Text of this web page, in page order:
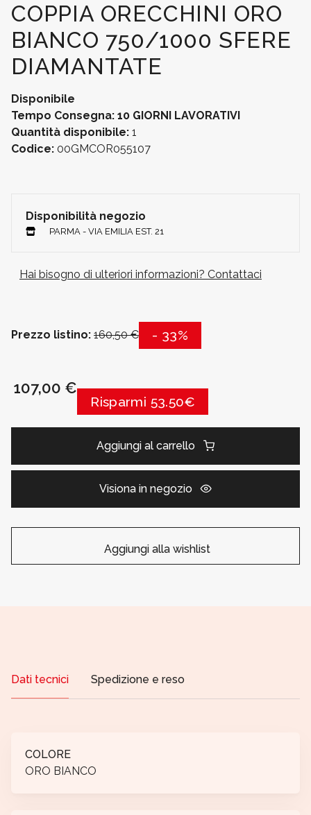
COPPIA ORECCHINI ORO
BIANCO 750/1000 SFERE
DIAMANTATE
Disponibile
Tempo Consegna: 10 GIORNI LAVORATIVI
Quantità disponibile: 1
Codice: 00GMCOR055107
Disponibilità negozio
PARMA - VIA EMILIA EST. 21
Hai bisogno di ulteriori informazioni? Contattaci
Prezzo listino: 160,50 € - 33%
107,00 €
Risparmi 53.50€
Aggiungi al carrello
Visiona in negozio
Aggiungi alla wishlist
Dati tecnici Spedizione e reso
COLORE
ORO BIANCO